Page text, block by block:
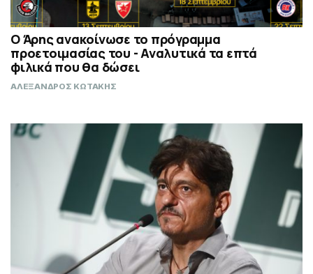
Ο Άρης ανακοίνωσε το πρόγραμμα
προετοιμασίας του - Αναλυτικά τα επτά
φιλικά που θα δώσει
ΑΛΕΞΑΝΔΡΟΣ ΚΩΤΑΚΗΣ